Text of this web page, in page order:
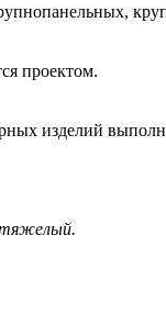
проектом.
изделий
тяжелый.